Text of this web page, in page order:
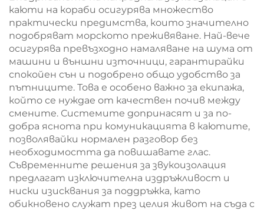
изолационна панел
каюти на кораби осигурява множество
практически предимства, които значително
подобряват морското преживяване. Най-вече
осигурява превъзходно намаляване на шума от
машини и външни източници, гарантирайки
спокойен сън и подобрено общо удобство за
пътниците. Това е особено важно за екипажа,
който се нуждае от качествен почив между
смените. Системите допринасят и за по-
добра яснота при комуникацията в каютите,
позволявайки нормален разговор без
необходимостта да повишавате глас.
Съвременните решения за звукоизолация
предлагат изключителна издръжливост и
ниски изисквания за поддръжка, като
обикновено служат през целия живот на съда с